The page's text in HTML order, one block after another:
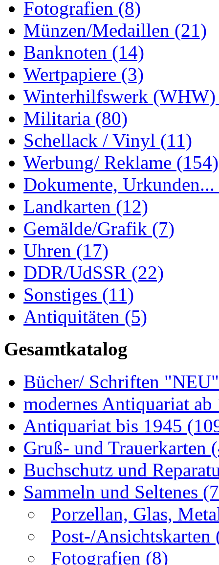
Fotografien (8)
Münzen/Medaillen (21)
Banknoten (14)
Wertpapiere (3)
Winterhilfswerk
Militaria (80)
Schellack / Vinyl (11)
Werbung/ Reklame (154)
Dokumente, Urkunden...
Landkarten (12)
Gemälde/Grafik (7)
Uhren (17)
DDR/UdSSR (22)
Sonstiges (11)
Antiquitäten (5)
Gesamtkatalog
Bücher/ Schriften
modernes Antiquariat
Antiquariat bis 1945
Gruß- und Trauerkarten
Buchschutz und
Sammeln und Seltenes
Porzellan, Glas,
Post-/Ansichtskarten
Fotografien (8)